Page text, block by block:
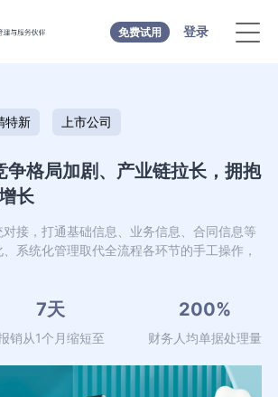
免费试用 登录
特新 上市公司
争格局加剧、产业链拉长，拥抱
长
接，打通基础信息、业务信息、合同信息等
系统化管理取代全流程各环节的手工操作，
7天
销从1个月缩短至
200%
财务人均单据处理量